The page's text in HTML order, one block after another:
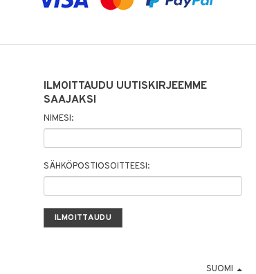
ILMOITTAUDU UUTISKIRJEEMME
SAAJAKSI
NIMESI:
SÄHKÖPOSTIOSOITTEESI:
SUOMI